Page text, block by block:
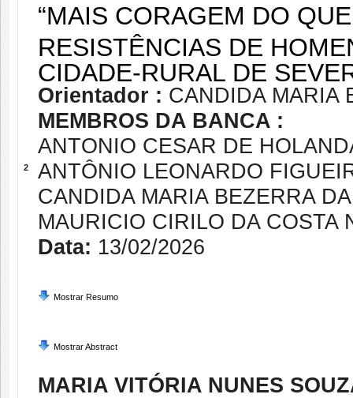
2
“MAIS CORAGEM DO
RESISTÊNCIAS DE
CIDADE-RURAL DE
Orientador : CANDIDA MARIA
MEMBROS DA BANCA :
ANTONIO CESAR DE
ANTÔNIO LEONARDO
CANDIDA MARIA BEZERRA
MAURICIO CIRILO DA COSTA
Data: 13/02/2026
Mostrar Resumo
Mostrar Abstract
MARIA VITÓRIA NUNES